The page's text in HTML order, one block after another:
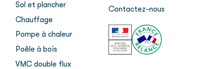
Sol et plancher
Chauffage
Pompe à chaleur
Poêle à bois
VMC double flux
Contactez-nous